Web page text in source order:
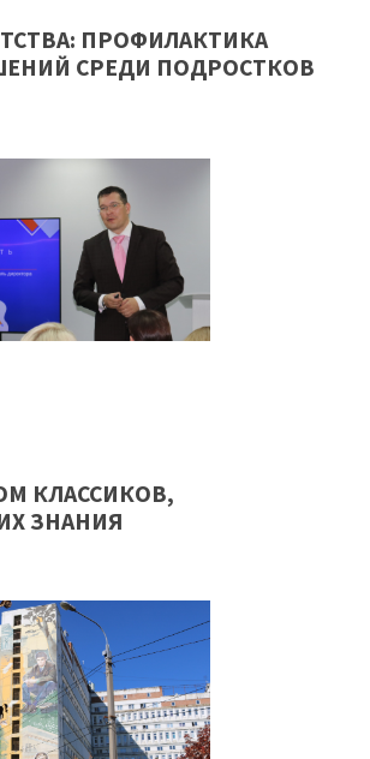
ПРОФИЛАКТИКА
СРЕДИ ПОДРОСТКОВ
КЛАССИКОВ,
ЗНАНИЯ